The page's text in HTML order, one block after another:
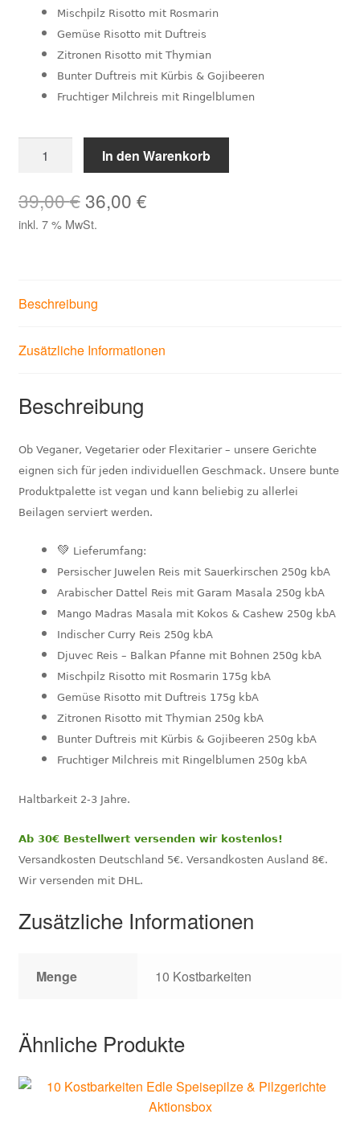
Mischpilz Risotto mit Rosmarin
Gemüse Risotto mit Duftreis
Zitronen Risotto mit Thymian
Bunter Duftreis mit Kürbis & Gojibeeren
Fruchtiger Milchreis mit Ringelblumen
Kostbarkeiten
Reis
Gerichte
In den Warenkorb
39,00€ Ursprünglicher
Preis
36,00 €Aktueller
inkl. 7 % MwSt.
Beschreibung
Zusätzliche Informationen
Beschreibung
Ob Veganer, Vegetarier oder Flexitarier – unsere Gerichte
eignen sich für jeden individuellen Geschmack. Unsere bunte
Produktpalette ist vegan und kann beliebig zu allerlei
Beilagen serviert werden.
💚 Lieferumfang:
Persischer Juwelen Reis mit Sauerkirschen 250g kbA
Arabischer Dattel Reis mit Garam Masala 250g kbA
Mango Madras Masala mit Kokos & Cashew 250g kbA
Indischer Curry Reis 250g kbA
Djuvec Reis – Balkan Pfanne mit Bohnen 250g kbA
Mischpilz Risotto mit Rosmarin 175g kbA
Gemüse Risotto mit Duftreis 175g kbA
Zitronen Risotto mit Thymian 250g kbA
Bunter Duftreis mit Kürbis & Gojibeeren 250g kbA
Fruchtiger Milchreis mit Ringelblumen 250g kbA
Haltbarkeit 2-3 Jahre.
Ab 30€ Bestellwert versenden wir kostenlos!
Versandkosten Deutschland 5€. Versandkosten Ausland 8€.
Wir versenden mit DHL.
Zusätzliche Informationen
Menge 10 Kostbarkeiten
Ähnliche Produkte